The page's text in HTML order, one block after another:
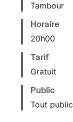
Tambour
Horaire
20h00
Tarif
Gratuit
Public
Tout public